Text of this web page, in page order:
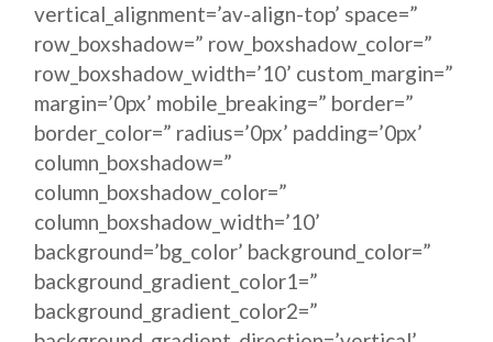
vertical_alignment=’av-align-top’ space=”
row_boxshadow=” row_boxshadow_color=”
row_boxshadow_width=’10’ custom_margin=”
margin=’0px’ mobile_breaking=” border=”
border_color=” radius=’0px’ padding=’0px’
column_boxshadow=”
column_boxshadow_color=”
column_boxshadow_width=’10’
background=’bg_color’ background_color=”
background_gradient_color1=”
background_gradient_color2=”